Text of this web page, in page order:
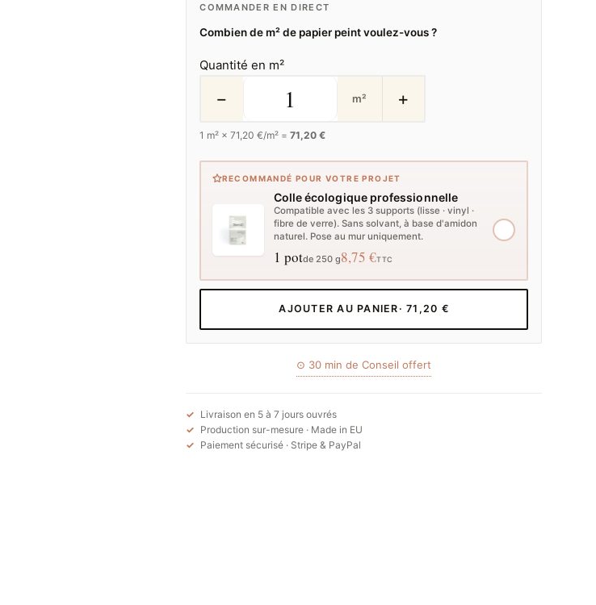
COMMANDER EN DIRECT
Combien de m² de papier peint voulez-vous ?
Quantité en m²
− m² +
1 m² ×71,20 €/m² =71,20 €
RECOMMANDÉ POUR VOTRE PROJET
Colle écologique professionnelle
Compatible avec les 3 supports (lisse · vinyl ·
fibre de verre). Sans solvant, à base d'amidon
naturel. Pose au mur uniquement.
1 potde 250 g8,75 €TTC
AJOUTER AU PANIER · 71,20 €
⊙ 30 min de Conseil offert
Livraison en 5 à 7 jours ouvrés
Production sur-mesure · Made in EU
Paiement sécurisé · Stripe & PayPal